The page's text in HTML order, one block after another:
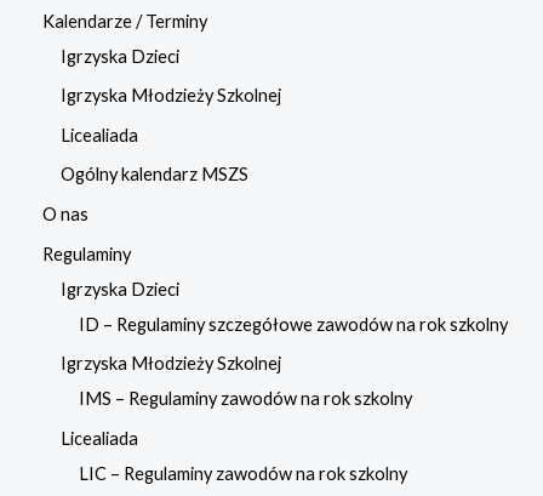
Kalendarze / Terminy
Igrzyska Dzieci
Igrzyska Młodzieży Szkolnej
Licealiada
Ogólny kalendarz MSZS
O nas
Regulaminy
Igrzyska Dzieci
ID – Regulaminy szczegółowe zawodów na rok szkolny
Igrzyska Młodzieży Szkolnej
IMS – Regulaminy zawodów na rok szkolny
Licealiada
LIC – Regulaminy zawodów na rok szkolny